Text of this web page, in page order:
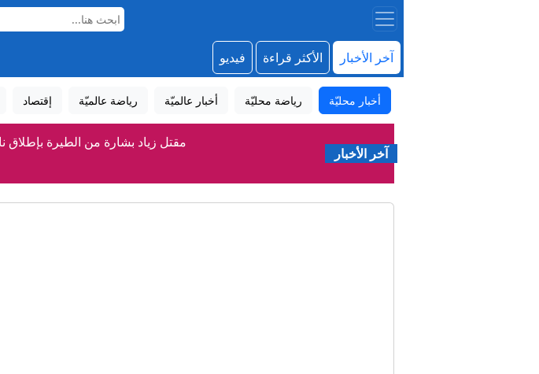
آخر الأخبار الأكثر قراءة فيديو
أخبار محليّة رياضة محليّة أخبار عالميّة رياضة عالميّة إقتصاد
آخر الأخبار
مقتل زياد بشارة من الطيرة
مفرق مجيدو: إصابة رجل (56 عاماً) بجراح متوسطة إثر تعرضه لحادثة عنف